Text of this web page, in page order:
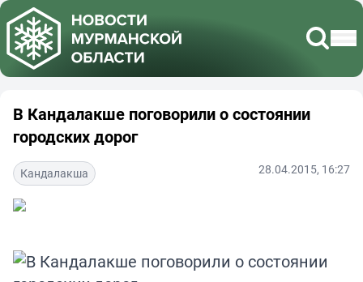
В Кандалакше поговорили о состоянии
городских дорог
Кандалакша 28.04.2015, 16:27